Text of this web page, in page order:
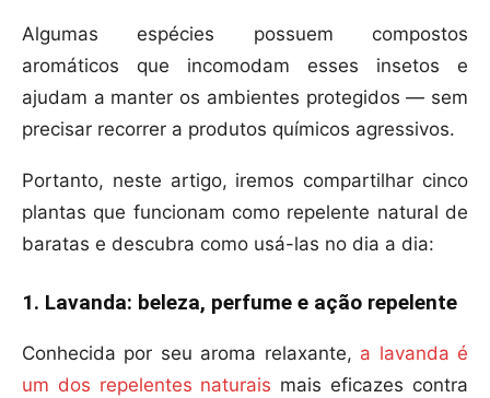
Algumas espécies possuem compostos
aromáticos que incomodam esses insetos e
ajudam a manter os ambientes protegidos — sem
precisar recorrer a produtos químicos agressivos.
Portanto, neste artigo, iremos compartilhar cinco
plantas que funcionam como repelente natural de
baratas e descubra como usá-las no dia a dia:
1. Lavanda: beleza, perfume e ação repelente
Conhecida por seu aroma relaxante, a lavanda é
um dos repelentes naturais mais eficazes contra